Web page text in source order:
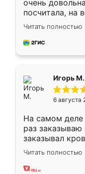
очень
посчитала, на
Замерщик
делу со всей
за день,
Читать полностью
Игорь М.
6 августа
На самом деле
раз
заказывал
ребёнка при
заказал шкаф-
хорошее
Читать полностью